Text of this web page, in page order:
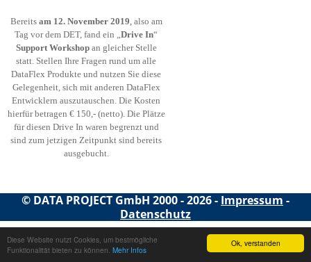
Ok, verstanden
Diese Website nutzt Cookies, um bestmögliche
Funktionalität bieten zu können. Mehr Infos
Bereits am 12. November 2019, also am
Tag vor dem DET, fand ein „Drive In“
SupportWorkshopan gleicher Stelle
statt. Stellen Ihre Fragen rund um alle
DataFlex Produkte und nutzen Sie diese
Gelegenheit, sich mit anderen DataFlex
Entwicklern auszutauschen. Die Kosten
hierfür betragen € 150,- (netto). Die Plätze
für diesen Drive In waren begrenzt und
sind zum jetzigen Zeitpunkt sind bereits
ausgebucht.
© DATA PROJECT GmbH 2000 - 2026 - Impressum -
Datenschutz